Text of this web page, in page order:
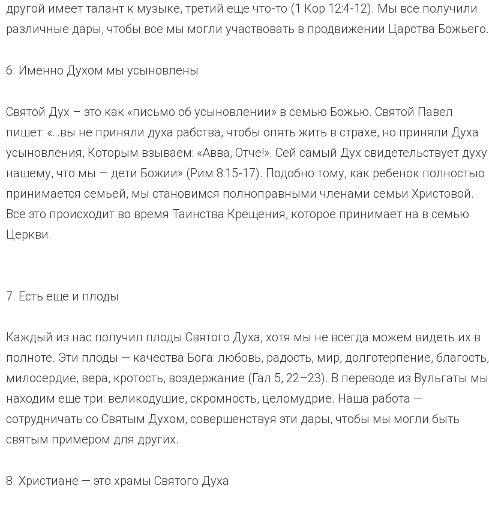
другой имеет талант к музыке, третий еще что-то (1 Кор 12:4-12). Мы все получили
различные дары, чтобы все мы могли участвовать в продвижении Царства Божьего.
6. Именно Духом мы усыновлены
Святой Дух – это как «письмо об усыновлении» в семью Божью. Святой Павел
пишет: «…вы не приняли духа рабства, чтобы опять жить в страхе, но приняли Духа
усыновления, Которым взываем: «Авва, Отче!». Сей самый Дух свидетельствует духу
нашему, что мы — дети Божии» (Рим 8:15-17). Подобно тому, как ребенок полностью
принимается семьей, мы становимся полноправными членами семьи Христовой.
Все это происходит во время Таинства Крещения, которое принимает на в семью
Церкви.
7. Есть еще и плоды
Каждый из нас получил плоды Святого Духа, хотя мы не всегда можем видеть их в
полноте. Эти плоды — качества Бога: любовь, радость, мир, долготерпение, благость,
милосердие, вера, кротость, воздержание (Гал 5, 22–23). В переводе из Вульгаты мы
находим еще три: великодушие, скромность, целомудрие. Наша работа —
сотрудничать со Святым Духом, совершенствуя эти дары, чтобы мы могли быть
святым примером для других.
8. Христиане — это храмы Святого Духа